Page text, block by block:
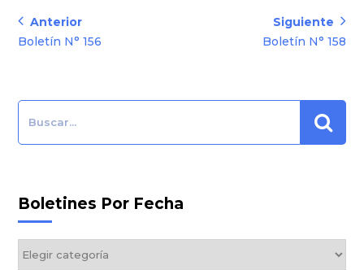
Navegación
de
Anterior
Anterior:
Boletín N° 156
Siguiente
Siguiente:
Boletín N° 158
Boletines Por Fecha
Boletines